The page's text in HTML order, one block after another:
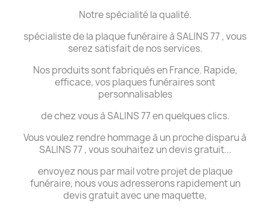
Notre spécialité la qualité.
spécialiste de la plaque funéraire à SALINS 77 , vous
serez satisfait de nos services.
Nos produits sont fabriqués en France. Rapide,
efficace, vos plaques funéraires sont
personnalisables
de chez vous à SALINS 77 en quelques clics.
Vous voulez rendre hommage à un proche disparu à
SALINS 77 , vous souhaitez un devis gratuit...
envoyez nous par mail votre projet de plaque
funéraire, nous vous adresserons rapidement un
devis gratuit avec une maquette,